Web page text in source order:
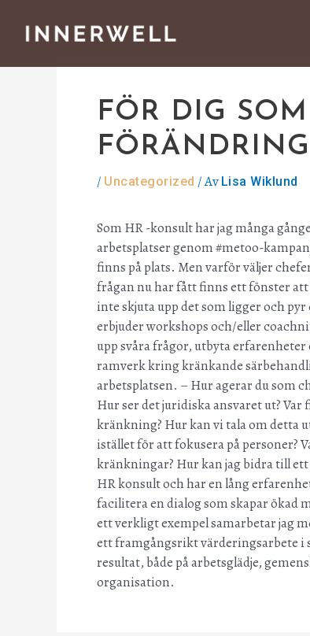
FÖR DIG
/ Uncategorized / Av Lisa Wiklund
Som HR -konsult har jag många
arbetsplatser genom #metoo-
finns på plats. Men varför väljer
frågan nu har fått finns ett fönster
inte skjuta upp det som ligger och
erbjuder workshops och/eller
upp svåra frågor, utbyta
ramverk kring kränkande
arbetsplatsen. – Hur agerar du som
Hur ser det juridiska ansvaret ut?
kränkning? Hur kan vi tala om detta
istället för att fokusera på personer?
kränkningar? Hur kan jag bidra till
HR konsult och har en lång
facilitera en dialog som skapar
ett verkligt exempel samarbetar jag
ett framgångsrikt värderingsarbete i
resultat, både på arbetsglädje,
organisation.